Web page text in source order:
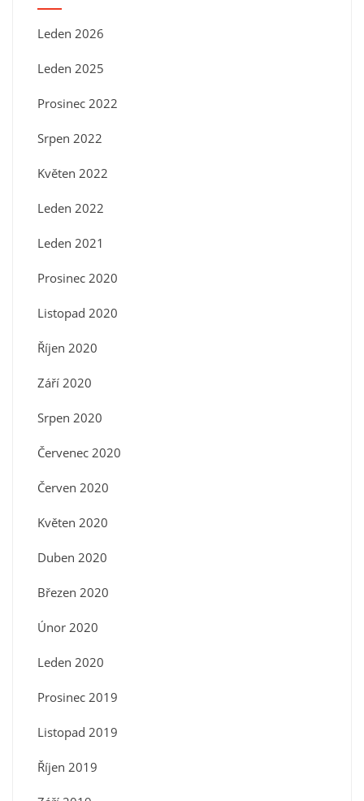
Leden 2026
Leden 2025
Prosinec 2022
Srpen 2022
Květen 2022
Leden 2022
Leden 2021
Prosinec 2020
Listopad 2020
Říjen 2020
Září 2020
Srpen 2020
Červenec 2020
Červen 2020
Květen 2020
Duben 2020
Březen 2020
Únor 2020
Leden 2020
Prosinec 2019
Listopad 2019
Říjen 2019